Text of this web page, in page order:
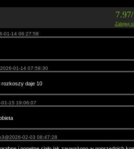
Zaloguj
01-14 06:27:58
01-14 07:58:30
rozkoszy daje 10
01-15 19:06:07
02-03 08:47:28